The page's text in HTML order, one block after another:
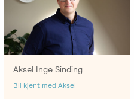
Aksel Inge Sinding
Bli kjent med Aksel